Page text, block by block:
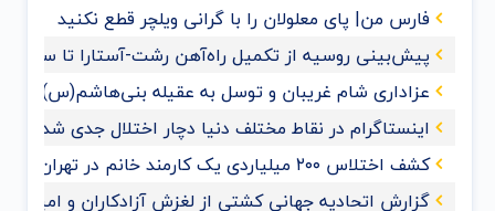
فارس من| پای معلولان را با گرانی ویلچر قطع نکنید
پیش‌بینی روسیه از تکمیل راه‌آهن رشت-آستارا تا سال ‌۲۰۲۸
عزاداری شام غریبان و توسل به عقیله بنی‌هاشم(س) با
اینستاگرام در نقاط مختلف دنیا دچار اختلال جدی شد
کشف اختلاس ۲۰۰ میلیاردی یک کارمند خانم در تهران
گزارش اتحادیه جهانی کشتی از لغزش آزادکاران و